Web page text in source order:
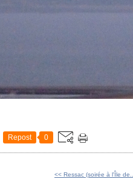
Repost 0
<< Ressac (soirée à l'Île de...